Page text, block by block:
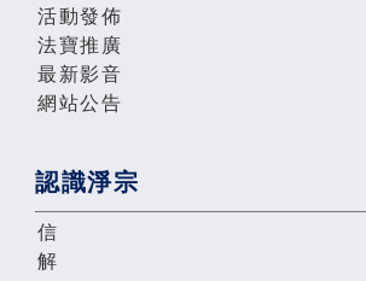
活動發佈
法寶推廣
最新影音
網站公告
認識淨宗
信
解